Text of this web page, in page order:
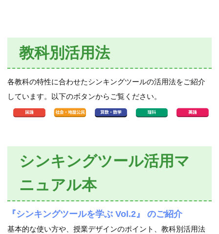
教科別活用法
各教科の特性に合わせたシンキングツールの活用法をご紹介
しています。以下のボタンからご覧ください。
シンキングツール活用マ
ニュアル本
『シンキングツールを学ぶ Vol.2』 のご紹介
基本的な使い方や、授業デザインのポイント、教科別活用法